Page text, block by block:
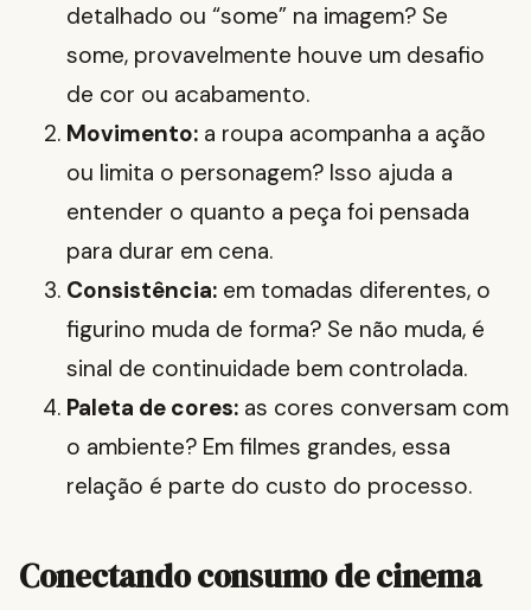
detalhado ou “some” na imagem? Se
some, provavelmente houve um desafio
de cor ou acabamento.
Movimento: a roupa acompanha a ação
ou limita o personagem? Isso ajuda a
entender o quanto a peça foi pensada
para durar em cena.
Consistência: em tomadas diferentes, o
figurino muda de forma? Se não muda, é
sinal de continuidade bem controlada.
Paleta de cores: as cores conversam com
o ambiente? Em filmes grandes, essa
relação é parte do custo do processo.
Conectando consumo de cinema